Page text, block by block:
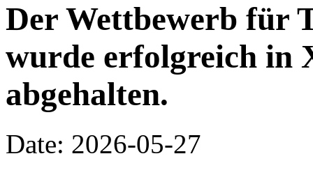
Der Wettbewerb für
wurde erfolgreich in
abgehalten.
Date: 2026-05-27